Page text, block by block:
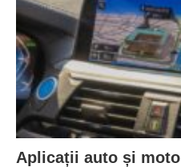
Aplicații auto și